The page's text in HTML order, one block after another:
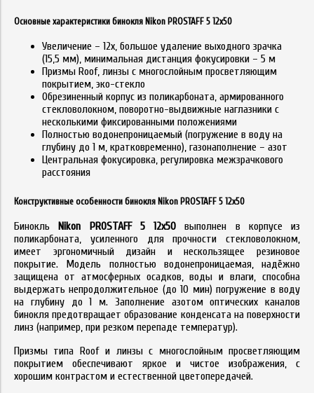
Основные характеристики бинокля Nikon PROSTAFF 5 12x50
Увеличение – 12х, большое удаление выходного зрачка
(15,5 мм), минимальная дистанция фокусировки – 5 м
Призмы Roof, линзы с многослойным просветляющим
покрытием, эко-стекло
Обрезиненный корпус из поликарбоната, армированного
стекловолокном, поворотно-выдвижные наглазники с
несколькими фиксированными положениями
Полностью водонепроницаемый (погружение в воду на
глубину до 1 м, кратковременно), газонаполнение – азот
Центральная фокусировка, регулировка межзрачкового
расстояния
Конструктивные особенности бинокля Nikon PROSTAFF 5 12x50
Бинокль Nikon PROSTAFF 5 12x50 выполнен в корпусе из
поликарбоната, усиленного для прочности стекловолокном,
имеет эргономичный дизайн и нескользящее резиновое
покрытие. Модель полностью водонепроницаемая, надёжно
защищена от атмосферных осадков, воды и влаги, способна
выдержать непродолжительное (до 10 мин) погружение в воду
на глубину до 1 м. Заполнение азотом оптических каналов
бинокля предотвращает образование конденсата на поверхности
линз (например, при резком перепаде температур).
Призмы типа Roof и линзы с многослойным просветляющим
покрытием обеспечивают яркое и чистое изображения, с
хорошим контрастом и естественной цветопередачей.